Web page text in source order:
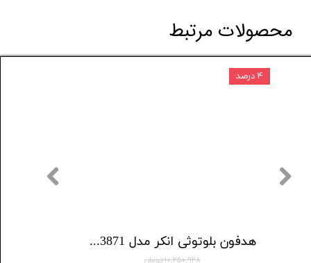
محصولات مرتبط
هدفون بلوتوثی انکر مدل AeroFit Pro A3871
۱۰,۲۵۰,۹۲۸ تومان
۴ درصد